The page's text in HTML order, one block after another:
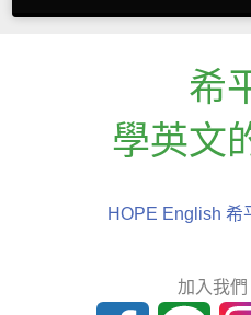
希
學英文
HOPE English 希
加入我們